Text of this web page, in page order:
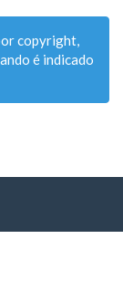
copyright,
é indicado